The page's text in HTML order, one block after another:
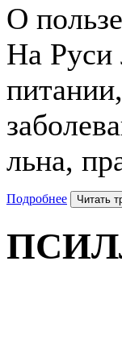
О
На Руси
льна,
Подробнее Читать